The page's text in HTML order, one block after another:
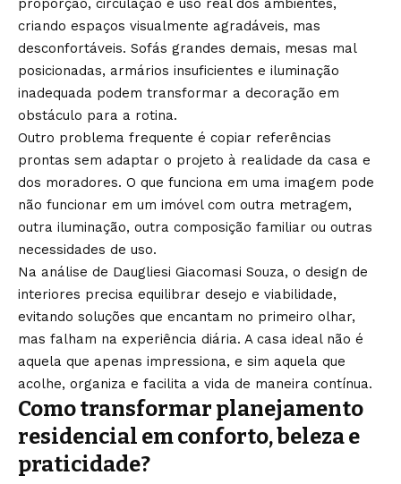
proporção, circulação e uso real dos ambientes,
criando espaços visualmente agradáveis, mas
desconfortáveis. Sofás grandes demais, mesas mal
posicionadas, armários insuficientes e iluminação
inadequada podem transformar a decoração em
obstáculo para a rotina.
Outro problema frequente é copiar referências
prontas sem adaptar o projeto à realidade da casa e
dos moradores. O que funciona em uma imagem pode
não funcionar em um imóvel com outra metragem,
outra iluminação, outra composição familiar ou outras
necessidades de uso.
Na análise de Daugliesi Giacomasi Souza, o design de
interiores precisa equilibrar desejo e viabilidade,
evitando soluções que encantam no primeiro olhar,
mas falham na experiência diária. A casa ideal não é
aquela que apenas impressiona, e sim aquela que
acolhe, organiza e facilita a vida de maneira contínua.
Como transformar planejamento
residencial em conforto, beleza e
praticidade?